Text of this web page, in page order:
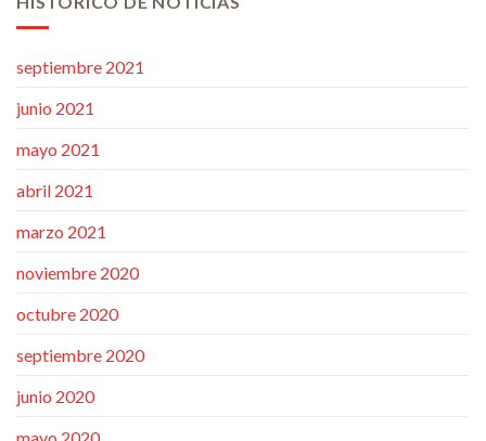
septiembre 2021
junio 2021
mayo 2021
abril 2021
marzo 2021
noviembre 2020
octubre 2020
septiembre 2020
junio 2020